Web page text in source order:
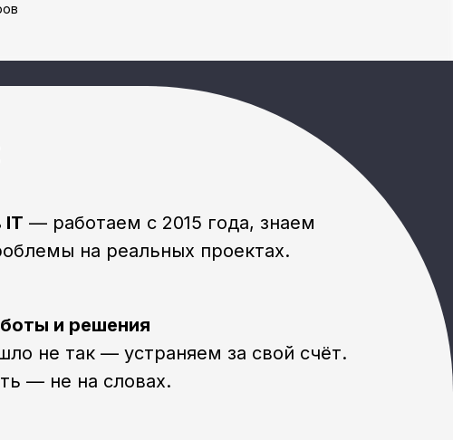
и решения
не так — устраняем за свой счёт.
— не на словах.
IT — работаем с 2015 года, знаем
на реальных проектах.